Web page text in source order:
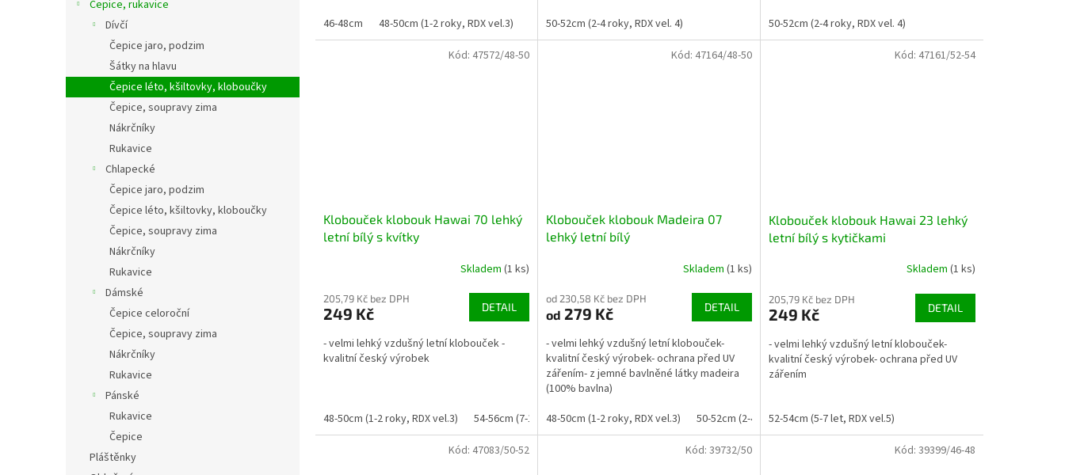
Čepice, rukavice
Dívčí
Čepice jaro, podzim
Šátky na hlavu
Čepice léto, kšiltovky, kloboučky
Čepice, soupravy zima
Nákrčníky
Rukavice
Chlapecké
Čepice jaro, podzim
Čepice léto, kšiltovky, kloboučky
Čepice, soupravy zima
Nákrčníky
Rukavice
Dámské
Čepice celoroční
Čepice, soupravy zima
Nákrčníky
Rukavice
Pánské
Rukavice
Čepice
Pláštěnky
46-48cm
48-50cm (1-2 roky, RDX vel.3) 50-52cm (2-4 roky, RDX vel. 4) 52-54cm (5-7 let, RDX vel.5)
50-52cm (2-4 roky, RDX vel. 4)
50-52cm (2-4 roky, RDX vel. 4)
Klobouček klobouk Hawai 70 lehký
letní bílý s kvítky
Skladem (1 ks)
205,79 Kč bez DPH
249 Kč DETAIL
- velmi lehký vzdušný letní klobouček -
kvalitní český výrobek
48-50cm (1-2 roky, RDX vel.3) 54-56cm (7-14 let, RDX vel. 6)
Kód: 47572/48-50
Klobouček klobouk Madeira 07
lehký letní bílý
Skladem (1 ks)
od 230,58 Kč bez DPH
od 279 Kč DETAIL
- velmi lehký vzdušný letní klobouček-
kvalitní český výrobek- ochrana před UV
zářením- z jemné bavlněné látky madeira
(100% bavlna)
48-50cm (1-2 roky, RDX vel.3)
50-52cm (2-4 roky, RDX vel. 4) 52-54cm (5-7 let, RDX vel.5)
Kód: 47164/48-50
Klobouček klobouk Hawai 23 lehký
letní bílý s kytičkami
Skladem (1 ks)
205,79 Kč bez DPH
249 Kč DETAIL
- velmi lehký vzdušný letní klobouček-
kvalitní český výrobek- ochrana před UV
zářením
52-54cm (5-7 let, RDX vel.5)
Kód: 47161/52-54
Kód: 47083/50-52 Kód: 39732/50 Kód: 39399/46-48